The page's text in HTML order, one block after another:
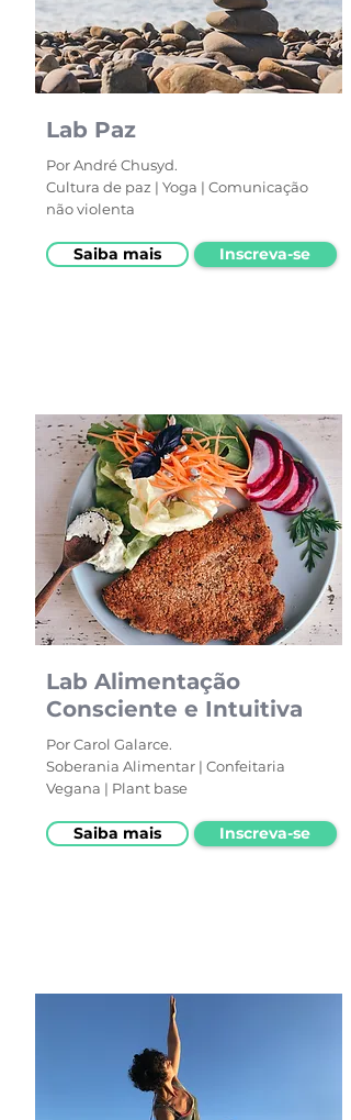
Lab Paz
Por André Chusyd.
Cultura de paz | Yoga | Comunicação
não violenta
Saiba mais Inscreva-se
Lab Alimentação
Consciente e Intuitiva
Por Carol Galarce.
Soberania Alimentar | Confeitaria
Vegana | Plant base
Saiba mais Inscreva-se